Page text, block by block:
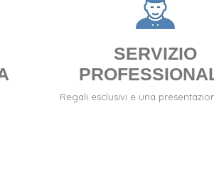
SERVIZIO
Regali esclusivi e una